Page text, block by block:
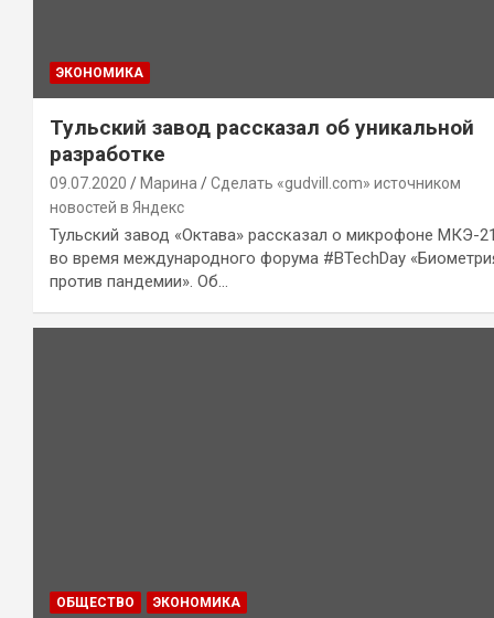
ЭКОНОМИКА
Тульский завод рассказал об уникальной
разработке
09.07.2020 Марина
Сделать «gudvill.com» источником
новостей в Яндекс
Тульский завод «Октава» рассказал о микрофоне МКЭ-
во время международного форума #BTechDay
против пандемии». Об…
ОБЩЕСТВО ЭКОНОМИКА